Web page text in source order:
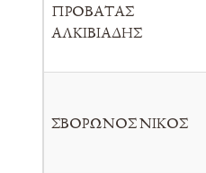
ΠΡΟΒΑΤΑΣ
ΑΛΚΙΒΙΑΔΗΣ
ΣΒΟΡΩΝΟΣ ΝΙΚΟΣ